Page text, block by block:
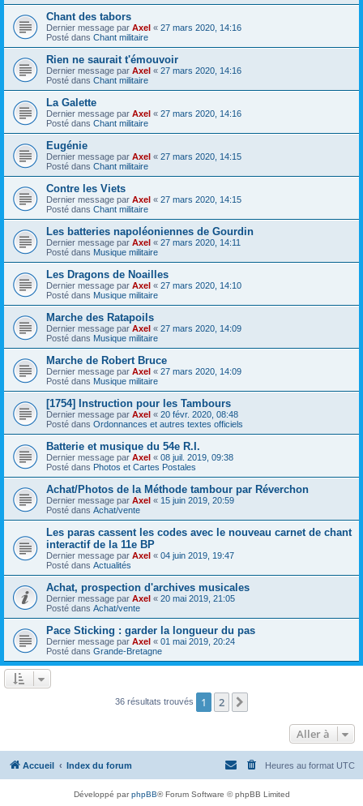
Chant des tabors
Dernier message par Axel « 27 mars 2020, 14:16
Posté dans Chant militaire
Rien ne saurait t'émouvoir
Dernier message par Axel « 27 mars 2020, 14:16
Posté dans Chant militaire
La Galette
Dernier message par Axel « 27 mars 2020, 14:16
Posté dans Chant militaire
Eugénie
Dernier message par Axel « 27 mars 2020, 14:15
Posté dans Chant militaire
Contre les Viets
Dernier message par Axel « 27 mars 2020, 14:15
Posté dans Chant militaire
Les batteries napoléoniennes de Gourdin
Dernier message par Axel « 27 mars 2020, 14:11
Posté dans Musique militaire
Les Dragons de Noailles
Dernier message par Axel « 27 mars 2020, 14:10
Posté dans Musique militaire
Marche des Ratapoils
Dernier message par Axel « 27 mars 2020, 14:09
Posté dans Musique militaire
Marche de Robert Bruce
Dernier message par Axel « 27 mars 2020, 14:09
Posté dans Musique militaire
[1754] Instruction pour les Tambours
Dernier message par Axel « 20 févr. 2020, 08:48
Posté dans Ordonnances et autres textes officiels
Batterie et musique du 54e R.I.
Dernier message par Axel « 08 juil. 2019, 09:38
Posté dans Photos et Cartes Postales
Achat/Photos de la Méthode tambour par Réverchon
Dernier message par Axel « 15 juin 2019, 20:59
Posté dans Achat/vente
Les paras cassent les codes avec le nouveau carnet de chant
interactif de la 11e BP
Dernier message par Axel « 04 juin 2019, 19:47
Posté dans Actualités
Achat, prospection d'archives musicales
Dernier message par Axel « 20 mai 2019, 21:05
Posté dans Achat/vente
Pace Sticking : garder la longueur du pas
Dernier message par Axel « 01 mai 2019, 20:24
Posté dans Grande-Bretagne
36 résultats trouvés 1 2
Aller à
Accueil Index du forum Heures au format UTC
Développé parphpBB® Forum Software © phpBB Limited